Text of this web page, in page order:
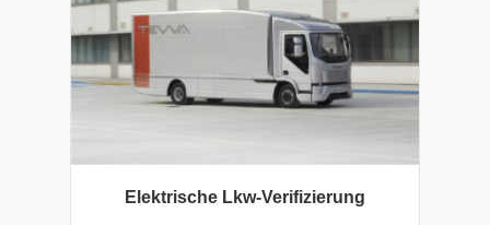
Elektrische Lkw-Verifizierung